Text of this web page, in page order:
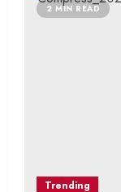
2 MIN READ
Trending